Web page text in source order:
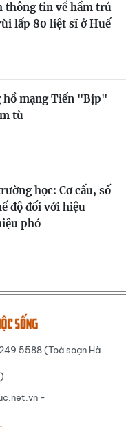
thông tin về hầm trú
lấp 80 liệt sĩ ở Huế
hồ mạng Tiến "Bịp"
tù
học: Cơ cấu, số
độ đối với hiệu
phó
5588 (Toà soạn Hà
-